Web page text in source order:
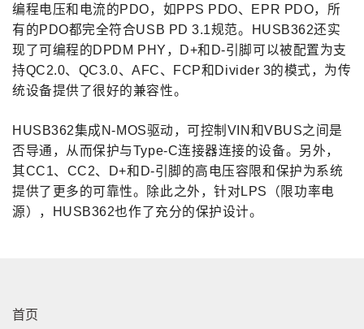
编程电压和电流的PDO，如PPS PDO、EPR PDO， 所
有的PDO都完全符合USB PD 3.1规范。
HUSB362还实
现了可编程的DPDM PHY ，D+和D-引脚可以被配置为支
持QC2.0、QC3.0、AFC、FCP和Divider 3的模式，为传
统设备提供了很好的兼容性。
HUSB362集成N-MOS驱动，可控制VIN和VBUS之间是
否导通，从而保护与Type-C连接器连接的设备。 另外，
其CC1、CC2、D+和D-引脚的高电压容限和保护为系统
提供了更多的可靠性。 除此之外，针对LPS（限功率电
源），HUSB362也作了充分的保护设计。
首页